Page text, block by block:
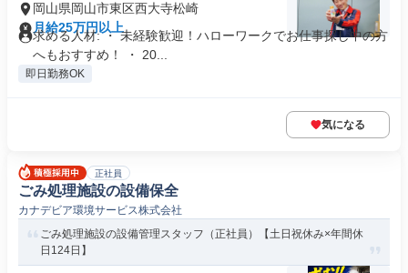
岡山県岡山市東区西大寺松崎
月給25万円以上
求める人材: ・ 未経験歓迎！ハローワークでお仕事探し中の方
へもおすすめ！ ・ 20...
即日勤務OK
気になる
正社員
ごみ処理施設の設備保全
カナデビア環境サービス株式会社
ごみ処理施設の設備管理スタッフ（正社員）【土日祝休み×年間休
日124日】